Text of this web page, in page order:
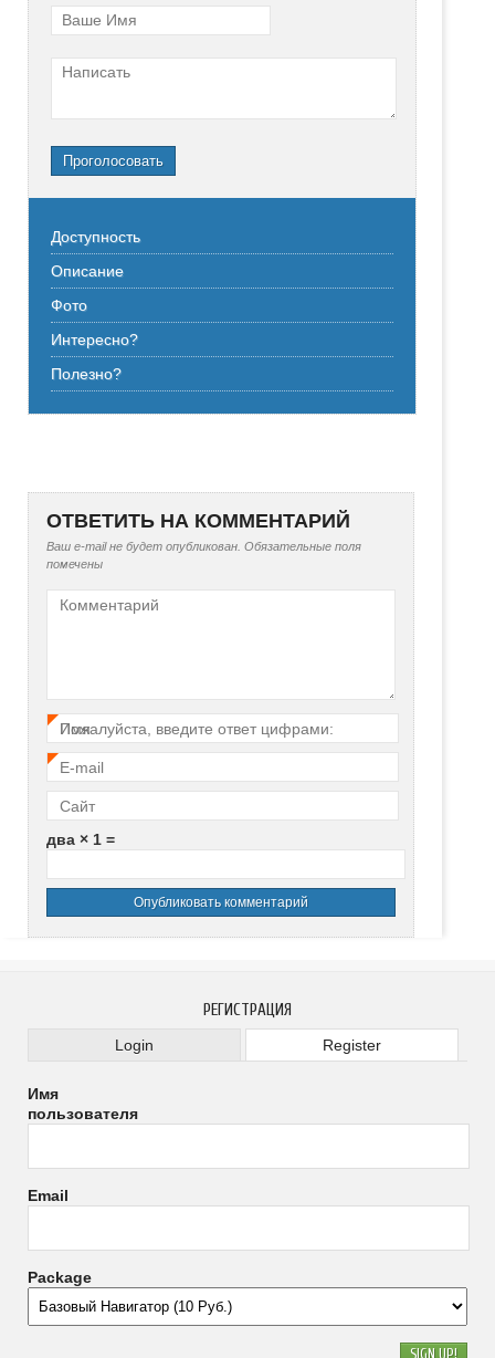
Ваше Имя
Написать
Проголосовать
Доступность
Описание
Фото
Интересно?
Полезно?
ОТВЕТИТЬ НА КОММЕНТАРИЙ
Ваш e-mail не будет опубликован. Обязательные поля
помечены
Комментарий
Имя
E-mail
Сайт
Пожалуйста, введите ответ цифрами:
два × 1 =
РЕГИСТРАЦИЯ
Login Register
Имя
пользователя
Email
Package